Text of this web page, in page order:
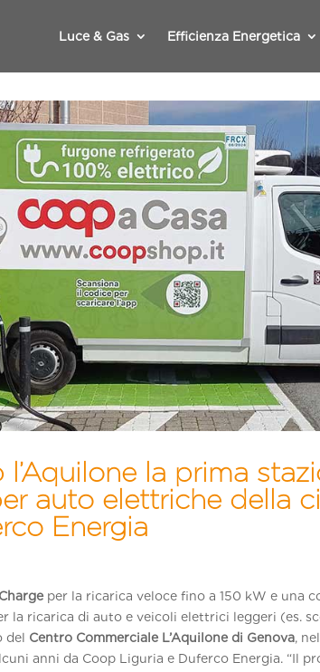
Luce & Gas Efficienza Energetica
l’Aquilone la prima
auto elettriche della
Energia
per la ricarica veloce fino a 150 kW e una
la ricarica di auto e veicoli elettrici leggeri (es.
del Centro Commerciale L’Aquilone di Genova,
anni da Coop Liguria e Duferco Energia. “Il